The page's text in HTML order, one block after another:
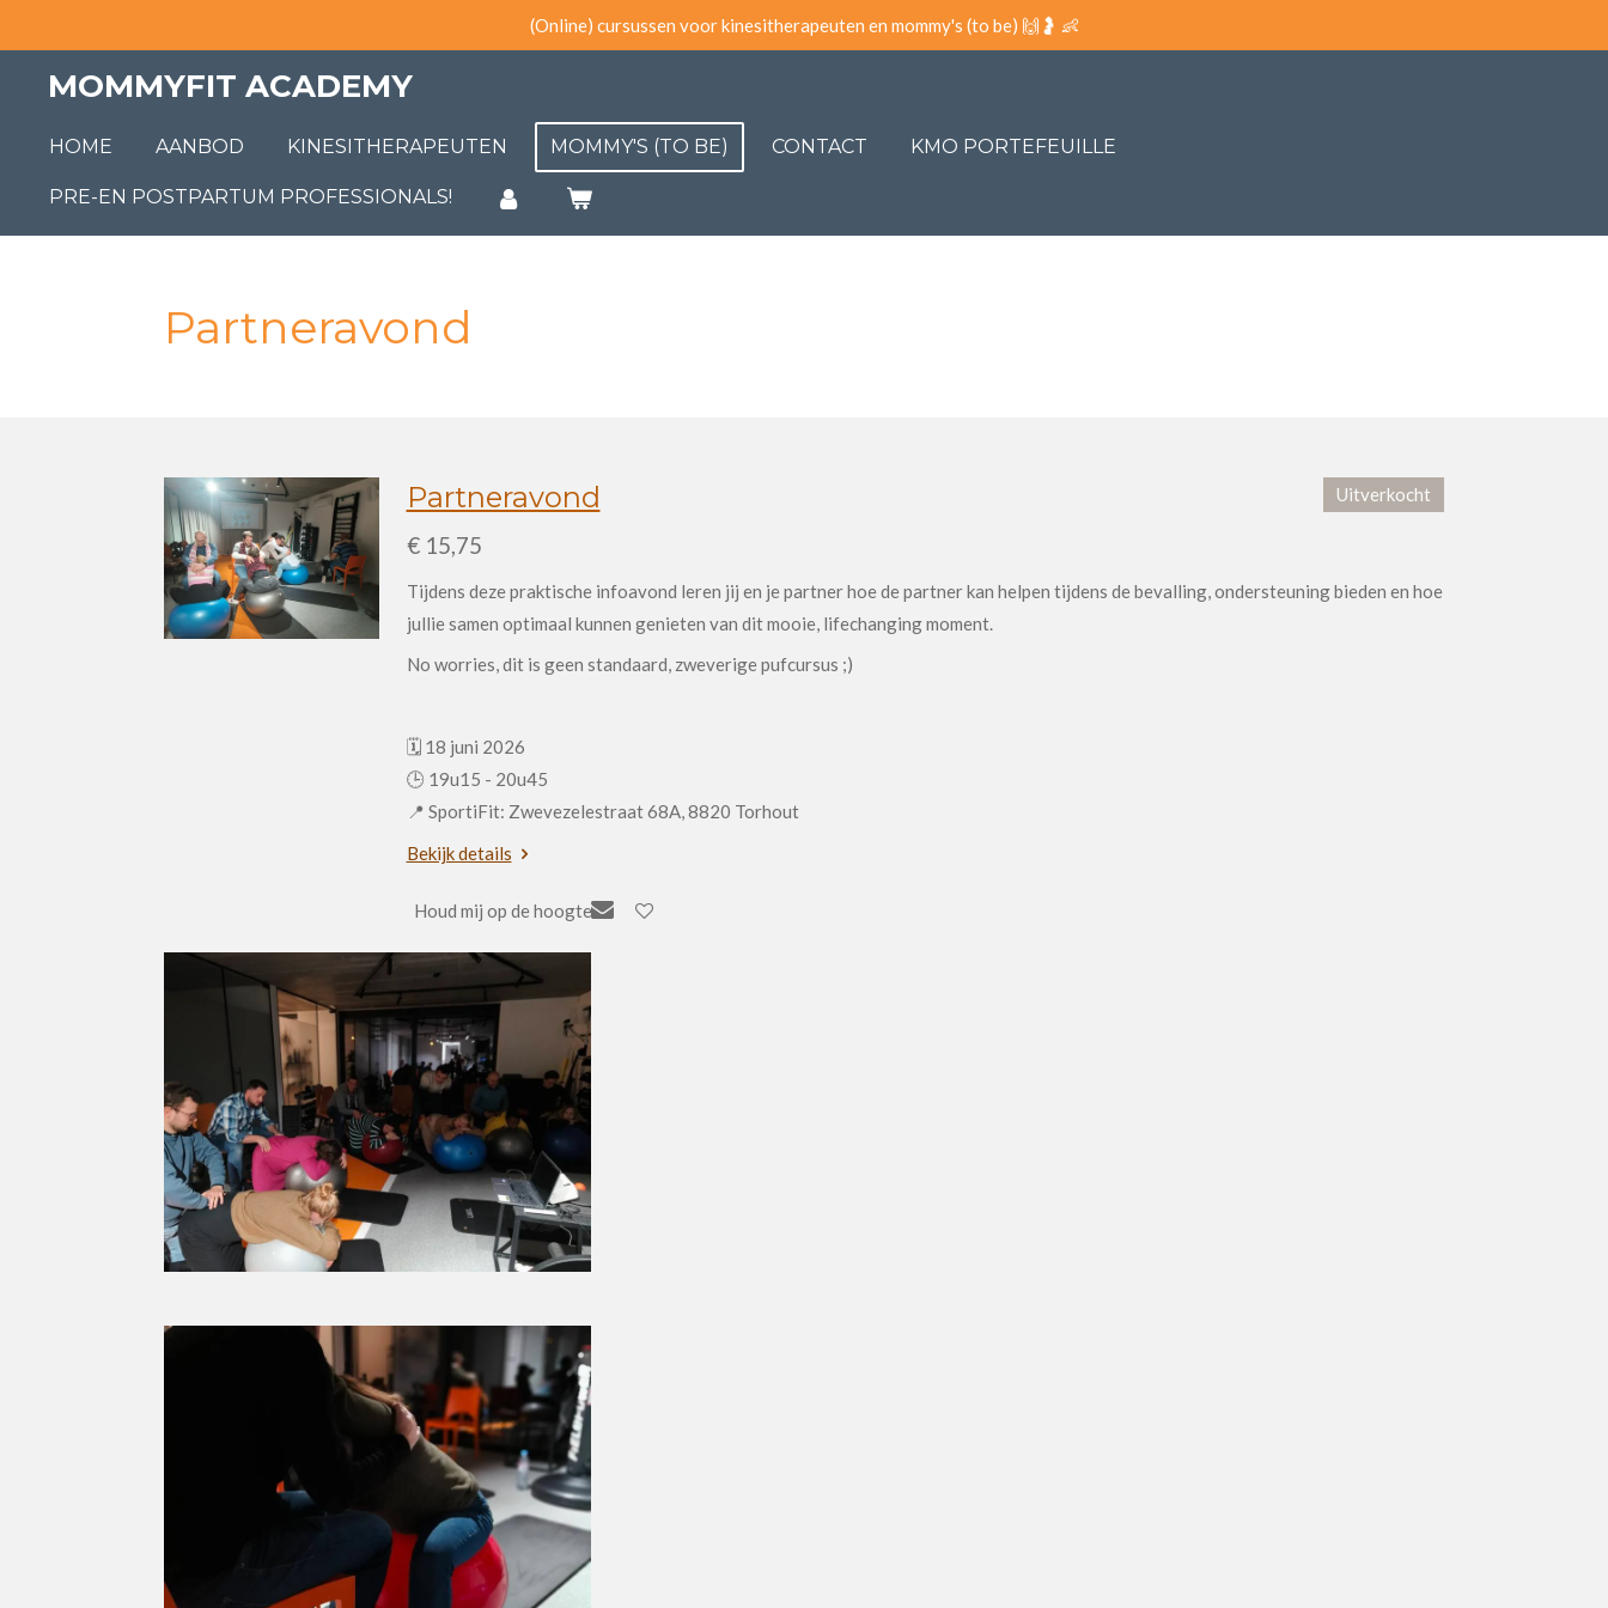
hoofdinhoud
(Online) cursussen voor kinesitherapeuten en mommy's (to be) 🙌🤰 👶
MOMMYFIT ACADEMY
HOME AANBOD KINESITHERAPEUTEN MOMMY'S (TO BE) CONTACT KMO PORTEFEUILLE
PRE-EN POSTPARTUM PROFESSIONALS!
Partneravond
Uitverkocht
Partneravond
€ 15,75
Tijdens deze praktische infoavond leren jij en je partner hoe de partner kan helpen tijdens de bevalling, ondersteuning bieden en hoe
jullie samen optimaal kunnen genieten van dit mooie, lifechanging moment.
No worries, dit is geen standaard, zweverige pufcursus ;)
🗓️ 18 juni 2026
🕒 19u15 - 20u45
📍 SportiFit: Zwevezelestraat 68A, 8820 Torhout
Bekijk details
Houd mij op de hoogte